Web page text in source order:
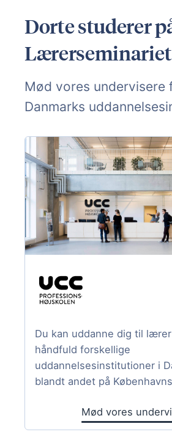
Dorte studerer
Lærerseminariet
Mød vores undervisere
Danmarks
Du kan uddanne dig til
håndfuld forskellige
uddannelsesinstitutioner i
blandt andet på
Mød vores